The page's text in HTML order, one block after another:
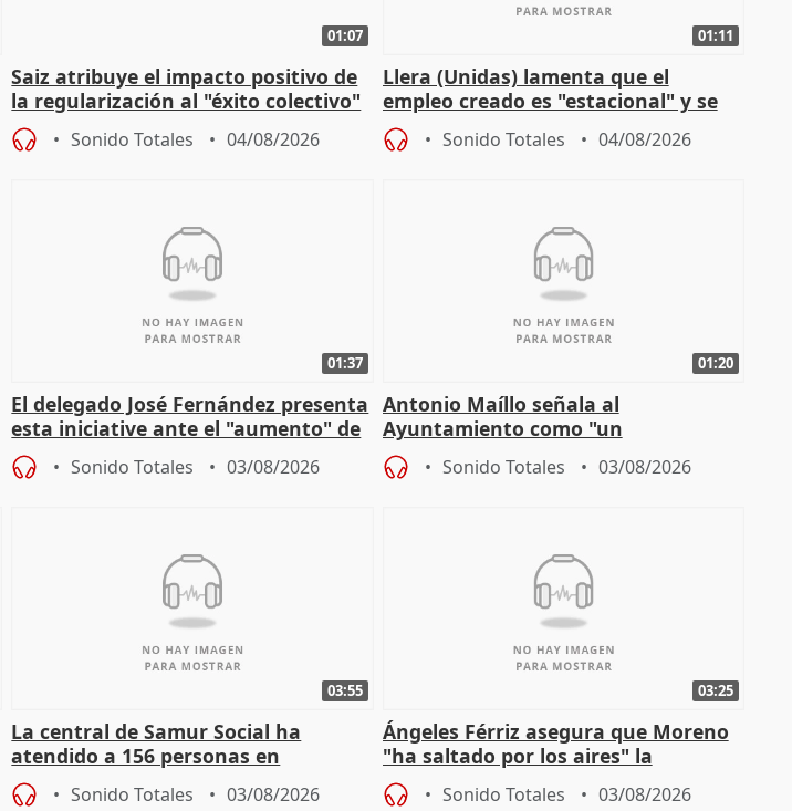
01:07
Saiz atribuye el impacto positivo de
la regularización al "éxito colectivo"
del Gobierno
Sonido Totales 04/08/2026
01:11
Llera (Unidas) lamenta que el
empleo creado es "estacional" y se
"esfumará" al acabar el verano
Sonido Totales 04/08/2026
01:37
El delegado José Fernández presenta
esta iniciative ante el "aumento" de
personas sin hogar en Madri
Sonido Totales 03/08/2026
01:20
Antonio Maíllo señala al
Ayuntamiento como "un
especulador más" sobre viviendas de
Jiménez Becerril
Sonido Totales 03/08/2026
03:55
La central de Samur Social ha
atendido a 156 personas en
situación de calle durante Campaña
de CalorSonido Totales 03/08/2026
03:25
Ángeles Férriz asegura que Moreno
"ha saltado por los aires" la
negociación tras acuerdo con SMA
Sonido Totales 03/08/2026